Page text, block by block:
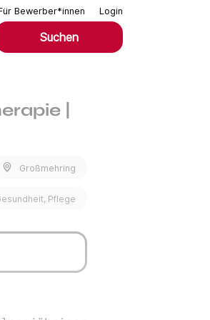
Bewerber*innen Login
Suchen
|
Großmehring
Pflege